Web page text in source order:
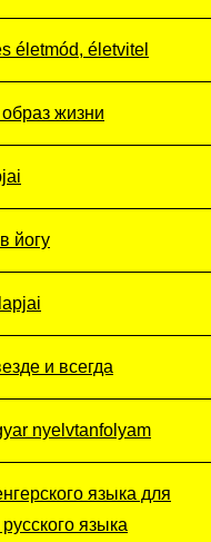
életmód, életvitel
жизни
йогу
и всегда
nyelvtanfolyam
языка для
языка